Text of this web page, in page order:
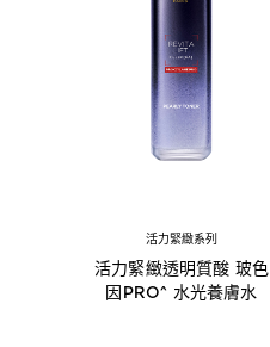
活力緊緻系列
活力緊緻透明質酸 玻色
因PRO^ 水光養膚水